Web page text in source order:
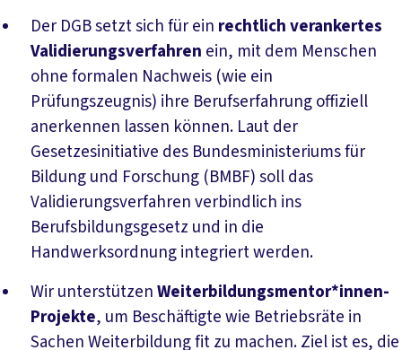
Der DGB setzt sich für ein rechtlich verankertes
Validierungsverfahren ein, mit dem Menschen
ohne formalen Nachweis (wie ein
Prüfungszeugnis) ihre Berufserfahrung offiziell
anerkennen lassen können. Laut der
Gesetzesinitiative des Bundesministeriums für
Bildung und Forschung (BMBF) soll das
Validierungsverfahren verbindlich ins
Berufsbildungsgesetz und in die
Handwerksordnung integriert werden.
Wir unterstützenWeiterbildungsmentor*innen-
Projekte, um Beschäftigte wie Betriebsräte in
Sachen Weiterbildung fit zu machen. Ziel ist es, die